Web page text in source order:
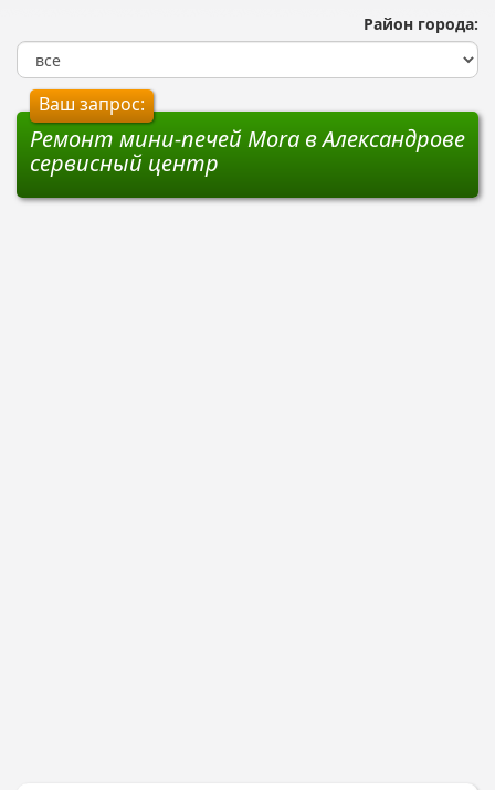
Район города:
Ваш запрос:
Ремонт мини-печей Mora в Александрове
сервисный центр